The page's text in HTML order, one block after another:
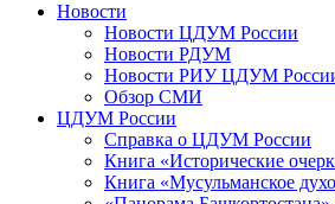
Новости
Новости ЦДУМ России
Новости РДУМ
Новости РИУ ЦДУМ
Обзор СМИ
ЦДУМ России
Справка о ЦДУМ России
Книга «Исторические
Книга «Мусульманское